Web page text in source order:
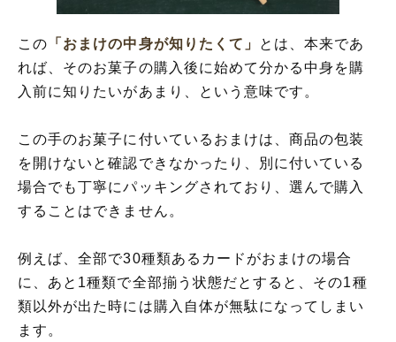
この 「おまけの中身が知りたくて」
とは、本来であ
れば、そのお菓子の購入後に始めて分かる中身を購
入前に知りたいがあまり、という意味です。
この手のお菓子に付いているおまけは、商品の包装
を開けないと確認できなかったり、別に付いている
場合でも丁寧にパッキングされており、選んで購入
することはできません。
例えば、全部で30種類あるカードがおまけの場合
に、あと1種類で全部揃う状態だとすると、その1種
類以外が出た時には購入自体が無駄になってしまい
ます。